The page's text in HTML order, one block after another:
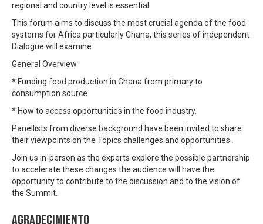
regional and country level is essential.
This forum aims to discuss the most crucial agenda of the food
systems for Africa particularly Ghana, this series of independent
Dialogue will examine.
General Overview
* Funding food production in Ghana from primary to
consumption source.
* How to access opportunities in the food industry.
Panellists from diverse background have been invited to share
their viewpoints on the Topics challenges and opportunities.
Join us in-person as the experts explore the possible partnership
to accelerate these changes the audience will have the
opportunity to contribute to the discussion and to the vision of
the Summit.
Agradecimiento